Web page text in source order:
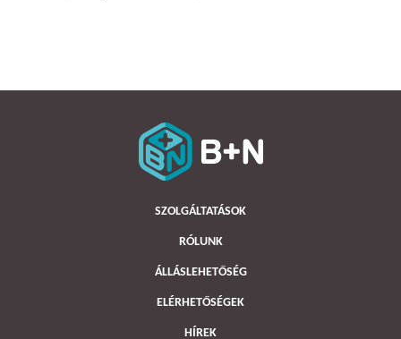
SZOLGÁLTATÁSOK
RÓLUNK
ÁLLÁSLEHETŐSÉG
ELÉRHETŐSÉGEK
HÍREK